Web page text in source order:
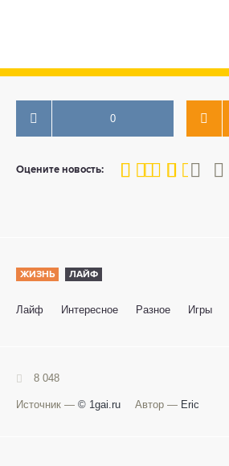
0
Оцените новость:
60
1 2 3 4 5
ЖИЗНЬ ЛАЙФ
Лайф Интересное Разное Игры
8 048
Источник — © 1gai.ru Автор — Eric